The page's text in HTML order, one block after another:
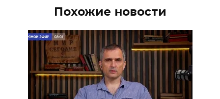
Похожие новости